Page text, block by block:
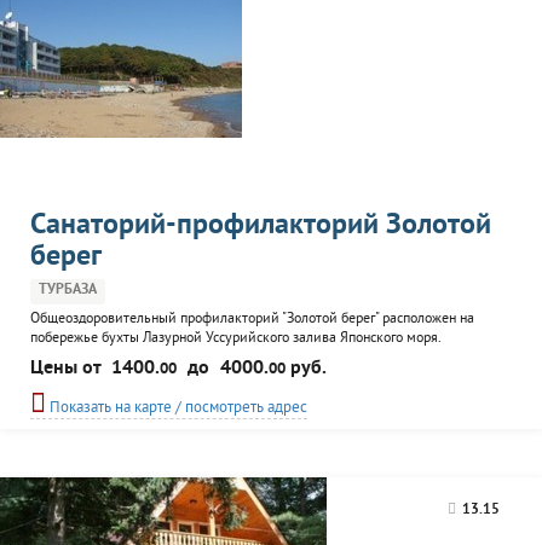
Санаторий-профилакторий Золотой
берег
ТУРБАЗА
Общеоздоровительный профилакторий "Золотой берег" расположен на
побережье бухты Лазурной Уссурийского залива Японского моря.
Отдыхающим предлагается размещение в номерах спального корпуса
вместимостью до трех гостей с полными удобствами и TV и
четырехместные коттеджи. К услугам гостей оборудованный пляж,
комплексное трехразовое питание, летнее кафе на берегу, бар в каминном
Цены от 1400.00 до 4000.00 руб.
Показать на карте / посмотреть адрес
13.15